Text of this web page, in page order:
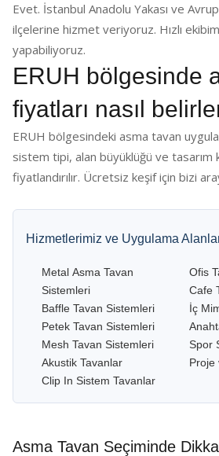
Evet. İstanbul Anadolu Yakası ve
ilçelerine hizmet veriyoruz. Hızlı
yapabiliyoruz.
ERUH bölgesinde
fiyatları nasıl
ERUH bölgesindeki asma tavan
sistem tipi, alan büyüklüğü ve tasarım
fiyatlandırılır. Ücretsiz keşif için bizi
Hizmetlerimiz ve Uygulama
Metal Asma Tavan
Sistemleri
Baffle Tavan Sistemleri
Petek Tavan Sistemleri
Mesh Tavan Sistemleri
Akustik Tavanlar
Clip In Sistem Tavanlar
Ofis
Cafe
İç
Spor
Proje
Asma Tavan Seçiminde